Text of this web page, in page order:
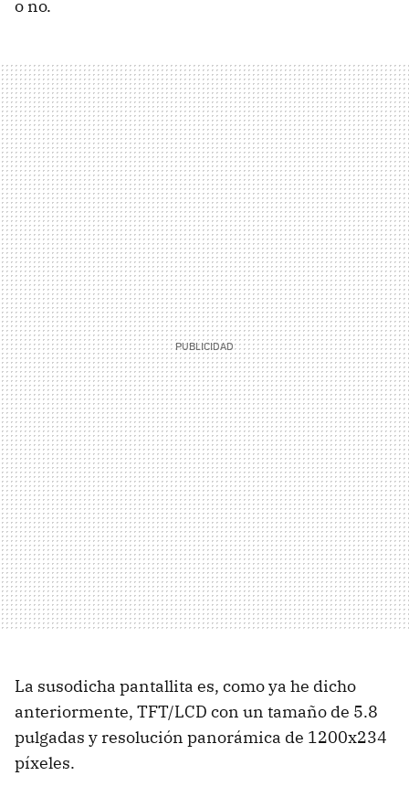
o no.
La susodicha pantallita es, como ya he dicho
anteriormente, TFT/LCD con un tamaño de 5.8
pulgadas y resolución panorámica de 1200x234
píxeles.